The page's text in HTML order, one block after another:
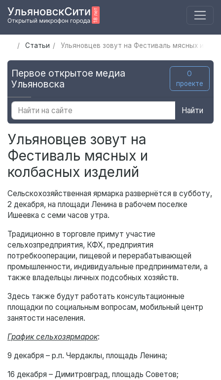
Статьи Ульяновцев зовут на Фестиваль мясных и
Первое открытое медиа
Ульяновска
О
проекте
Найти
Ульяновцев зовут на
Фестиваль мясных и
колбасных изделий
Сельскохозяйственная ярмарка развернётся в субботу,
2 декабря, на площади Ленина в рабочем поселке
Ишеевка с семи часов утра.
Традиционно в торговле примут участие
сельхозпредприятия, КФХ, предприятия
потребкооперации, пищевой и перерабатывающей
промышленности, индивидуальные предприниматели, а
также владельцы личных подсобных хозяйств.
Здесь также будут работать консультационные
площадки по социальным вопросам, мобильный центр
занятости населения.
График сельхозярмарок:
9 декабря – р.п. Чердаклы, площадь Ленина;
16 декабря – Димитровград, площадь Советов;